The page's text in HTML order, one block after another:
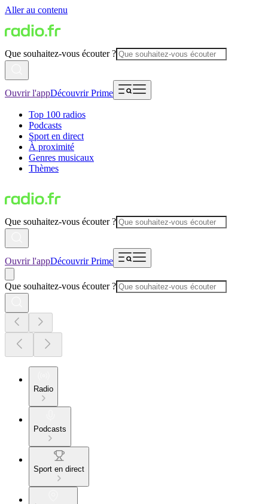
Aller au contenu
Que souhaitez-vous écouter ?
Ouvrir l'appDécouvrir Prime
Top 100 radios
Podcasts
Sport en direct
À proximité
Genres musicaux
Thèmes
Que souhaitez-vous écouter ?
Ouvrir l'appDécouvrir Prime
Que souhaitez-vous écouter ?
Radio
Podcasts
Sport en direct